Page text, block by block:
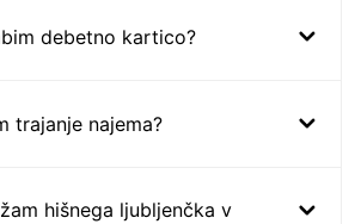
debetno kartico?
trajanje najema?
hišnega ljubljenčka v